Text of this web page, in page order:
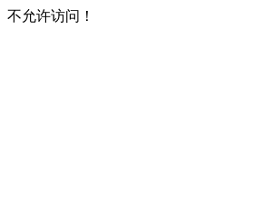
不允许访问！